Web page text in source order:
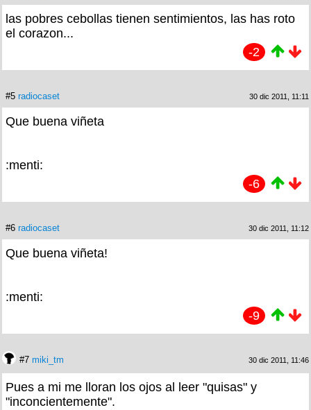
las pobres cebollas tienen sentimientos, las has roto
el corazon...
-2
#5 radiocaset 30 dic 2011, 11:11
Que buena viñeta
:menti:
-6
#6 radiocaset 30 dic 2011, 11:12
Que buena viñeta!
:menti:
-9
#7 miki_tm 30 dic 2011, 11:46
Pues a mi me lloran los ojos al leer "quisas" y
"inconcientemente".